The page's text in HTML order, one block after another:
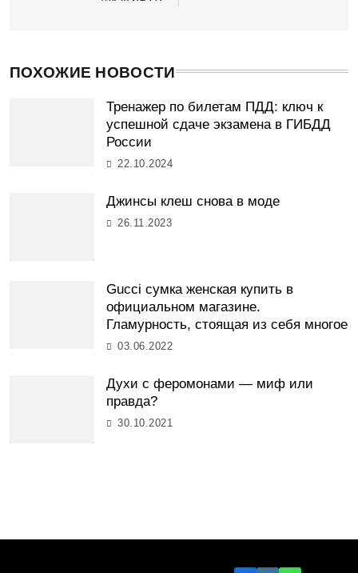
ПОХОЖИЕ НОВОСТИ
Тренажер по билетам ПДД: ключ к
успешной сдаче экзамена в ГИБДД
России
22.10.2024
Джинсы клеш снова в моде
26.11.2023
Gucci сумка женская купить в
официальном магазине.
Гламурность, стоящая из себя многое
03.06.2022
Духи с феромонами — миф или
правда?
30.10.2021